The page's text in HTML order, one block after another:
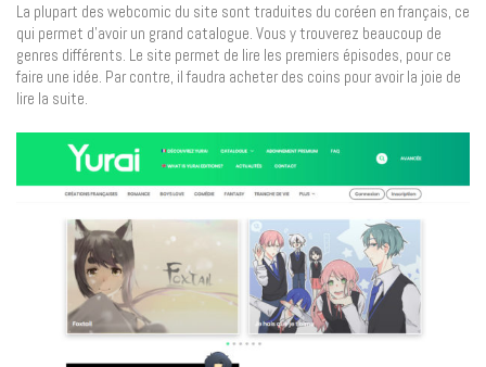
La plupart des webcomic du site sont traduites du coréen en français, ce
qui permet d’avoir un grand catalogue. Vous y trouverez beaucoup de
genres différents. Le site permet de lire les premiers épisodes, pour ce
faire une idée. Par contre, il faudra acheter des coins pour avoir la joie de
lire la suite.